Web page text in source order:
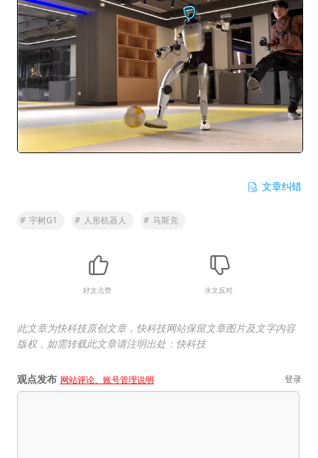
文章纠错
# 宇树G1 # 人形机器人 # 马斯克
好文点赞 水文反对
此文章为快科技原创文章，快科技网站保留文章图片及文字内容
版权，如需转载此文章请注明出处：快科技
观点发布 网站评论、账号管理说明 登录